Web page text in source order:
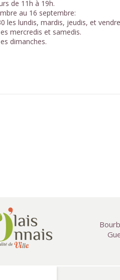
de 11h à 19h.
au 16 septembre:
les lundis, mardis, jeudis, et
mercredis et samedis.
dimanches.